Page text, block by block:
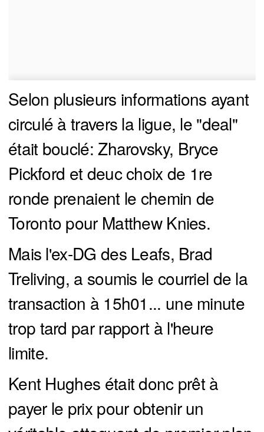
Selon plusieurs informations ayant
circulé à travers la ligue, le "deal"
était bouclé: Zharovsky, Bryce
Pickford et deuc choix de 1re
ronde prenaient le chemin de
Toronto pour Matthew Knies.
Mais l'ex-DG des Leafs, Brad
Treliving, a soumis le courriel de la
transaction à 15h01... une minute
trop tard par rapport à l'heure
limite.
Kent Hughes était donc prêt à
payer le prix pour obtenir un